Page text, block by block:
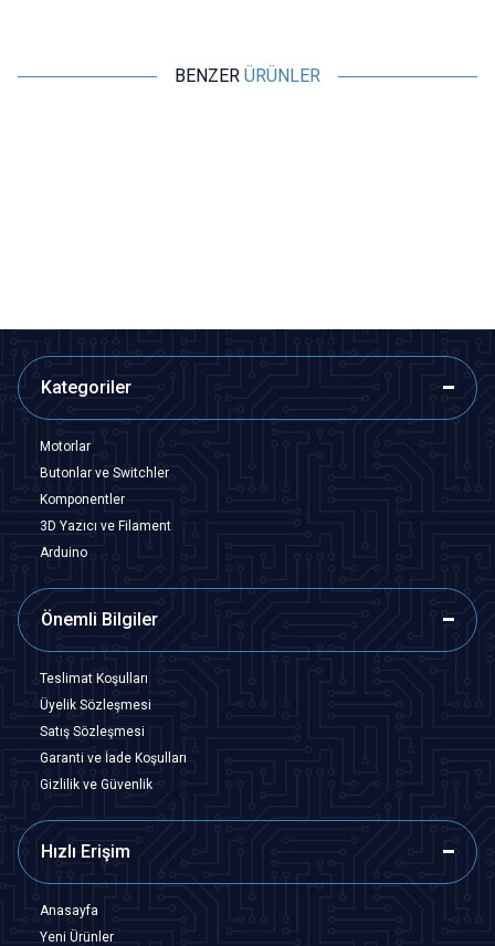
BENZER ÜRÜNLER
Kategoriler
Motorlar
Butonlar ve Switchler
Komponentler
3D Yazıcı ve Filament
Arduino
Önemli Bilgiler
Teslimat Koşulları
Üyelik Sözleşmesi
Satış Sözleşmesi
Garanti ve İade Koşulları
Gizlilik ve Güvenlik
Hızlı Erişim
Anasayfa
Yeni Ürünler